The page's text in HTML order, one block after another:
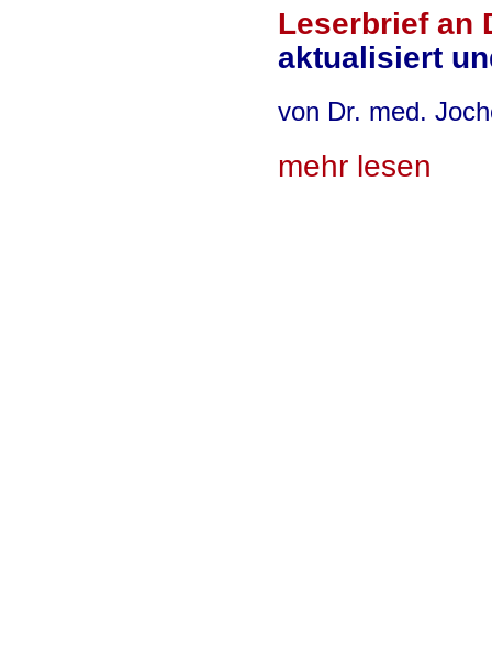
Leserbrief an
aktualisiert
von Dr. med.
mehr lesen